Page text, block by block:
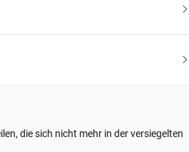
die sich nicht mehr in der versiegelten